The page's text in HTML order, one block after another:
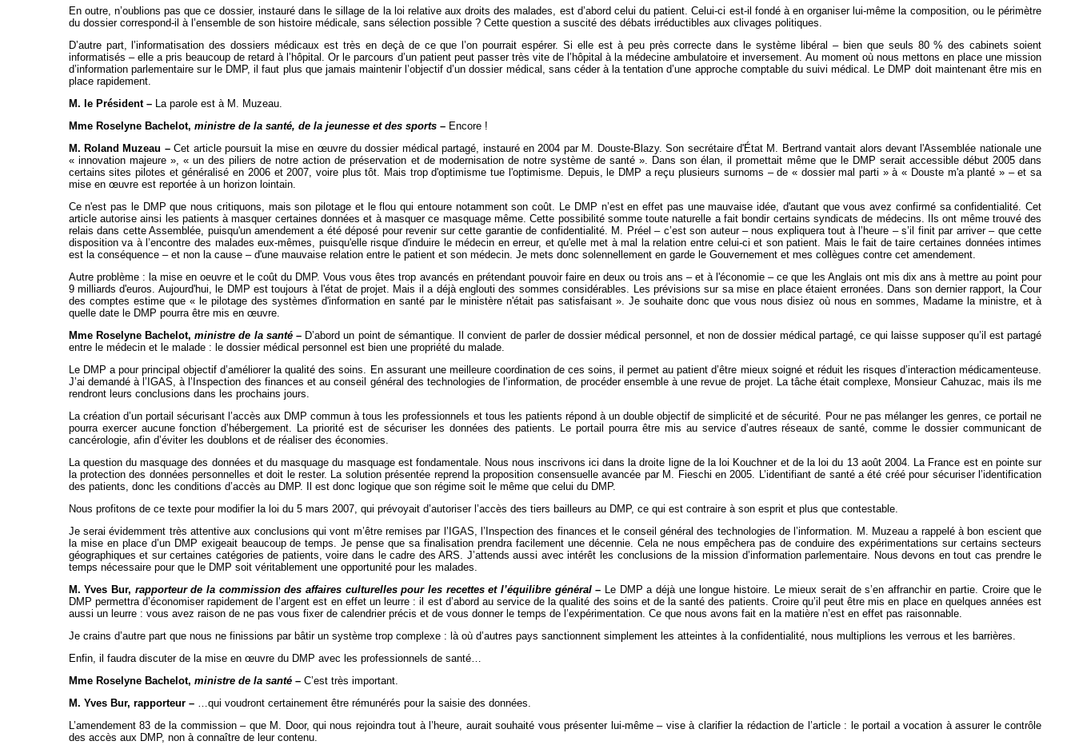
En outre, n’oublions pas que ce dossier, instauré dans le sillage de la loi relative aux droits des malades, est d’abord celui du patient. Celui-ci est-il fondé à en organiser lui-même la composition, ou le périmètre
du dossier correspond-il à l’ensemble de son histoire médicale, sans sélection possible ? Cette question a suscité des débats irréductibles aux clivages politiques.
D’autre part, l’informatisation des dossiers médicaux est très en deçà de ce que l’on pourrait espérer. Si elle est à peu près correcte dans le système libéral – bien que seuls 80 % des cabinets soient
informatisés – elle a pris beaucoup de retard à l’hôpital. Or le parcours d’un patient peut passer très vite de l’hôpital à la médecine ambulatoire et inversement. Au moment où nous mettons en place une mission
d’information parlementaire sur le DMP, il faut plus que jamais maintenir l’objectif d’un dossier médical, sans céder à la tentation d’une approche comptable du suivi médical. Le DMP doit maintenant être mis en
place rapidement.
M. le Président –La parole est à M. Muzeau.
Mme Roselyne Bachelot, ministre de la santé, de la jeunesse et des sports – Encore !
M. Roland Muzeau –Cet article poursuit la mise en œuvre du dossier médical partagé, instauré en 2004 par M. Douste-Blazy. Son secrétaire d'État M. Bertrand vantait alors devant l'Assemblée nationale une
« innovation majeure », « un des piliers de notre action de préservation et de modernisation de notre système de santé ». Dans son élan, il promettait même que le DMP serait accessible début 2005 dans
certains sites pilotes et généralisé en 2006 et 2007, voire plus tôt. Mais trop d'optimisme tue l'optimisme. Depuis, le DMP a reçu plusieurs surnoms – de « dossier mal parti » à « Douste m'a planté » – et sa
mise en œuvre est reportée à un horizon lointain.
Ce n'est pas le DMP que nous critiquons, mais son pilotage et le flou qui entoure notamment son coût. Le DMP n’est en effet pas une mauvaise idée, d'autant que vous avez confirmé sa confidentialité. Cet
article autorise ainsi les patients à masquer certaines données et à masquer ce masquage même. Cette possibilité somme toute naturelle a fait bondir certains syndicats de médecins. Ils ont même trouvé des
relais dans cette Assemblée, puisqu'un amendement a été déposé pour revenir sur cette garantie de confidentialité. M. Préel – c’est son auteur – nous expliquera tout à l’heure – s’il finit par arriver – que cette
disposition va à l’encontre des malades eux-mêmes, puisqu'elle risque d'induire le médecin en erreur, et qu'elle met à mal la relation entre celui-ci et son patient. Mais le fait de taire certaines données intimes
est la conséquence – et non la cause – d'une mauvaise relation entre le patient et son médecin. Je mets donc solennellement en garde le Gouvernement et mes collègues contre cet amendement.
Autre problème : la mise en oeuvre et le coût du DMP. Vous vous êtes trop avancés en prétendant pouvoir faire en deux ou trois ans – et à l'économie – ce que les Anglais ont mis dix ans à mettre au point pour
9 milliards d'euros. Aujourd'hui, le DMP est toujours à l'état de projet. Mais il a déjà englouti des sommes considérables. Les prévisions sur sa mise en place étaient erronées. Dans son dernier rapport, la Cour
des comptes estime que « le pilotage des systèmes d'information en santé par le ministère n'était pas satisfaisant ». Je souhaite donc que vous nous disiez où nous en sommes, Madame la ministre, et à
quelle date le DMP pourra être mis en œuvre.
Mme Roselyne Bachelot,ministre de la santé– D’abord un point de sémantique. Il convient de parler de dossier médical personnel, et non de dossier médical partagé, ce qui laisse supposer qu’il est partagé
entre le médecin et le malade : le dossier médical personnel est bien une propriété du malade.
Le DMP a pour principal objectif d’améliorer la qualité des soins. En assurant une meilleure coordination de ces soins, il permet au patient d’être mieux soigné et réduit les risques d’interaction médicamenteuse.
J’ai demandé à l’IGAS, à l’Inspection des finances et au conseil général des technologies de l’information, de procéder ensemble à une revue de projet. La tâche était complexe, Monsieur Cahuzac, mais ils me
rendront leurs conclusions dans les prochains jours.
La création d’un portail sécurisant l’accès aux DMP commun à tous les professionnels et tous les patients répond à un double objectif de simplicité et de sécurité. Pour ne pas mélanger les genres, ce portail ne
pourra exercer aucune fonction d’hébergement. La priorité est de sécuriser les données des patients. Le portail pourra être mis au service d’autres réseaux de santé, comme le dossier communicant de
cancérologie, afin d’éviter les doublons et de réaliser des économies.
La question du masquage des données et du masquage du masquage est fondamentale. Nous nous inscrivons ici dans la droite ligne de la loi Kouchner et de la loi du 13 août 2004. La France est en pointe sur
la protection des données personnelles et doit le rester. La solution présentée reprend la proposition consensuelle avancée par M. Fieschi en 2005. L’identifiant de santé a été créé pour sécuriser l’identification
des patients, donc les conditions d’accès au DMP. Il est donc logique que son régime soit le même que celui du DMP.
Nous profitons de ce texte pour modifier la loi du 5 mars 2007, qui prévoyait d’autoriser l’accès des tiers bailleurs au DMP, ce qui est contraire à son esprit et plus que contestable.
Je serai évidemment très attentive aux conclusions qui vont m’être remises par l’IGAS, l’Inspection des finances et le conseil général des technologies de l’information. M. Muzeau a rappelé à bon escient que
la mise en place d’un DMP exigeait beaucoup de temps. Je pense que sa finalisation prendra facilement une décennie. Cela ne nous empêchera pas de conduire des expérimentations sur certains secteurs
géographiques et sur certaines catégories de patients, voire dans le cadre des ARS. J’attends aussi avec intérêt les conclusions de la mission d’information parlementaire. Nous devons en tout cas prendre le
temps nécessaire pour que le DMP soit véritablement une opportunité pour les malades.
M. Yves Bur, rapporteur de la commission des affaires culturelles pour les recettes et l’équilibre général– Le DMP a déjà une longue histoire. Le mieux serait de s’en affranchir en partie. Croire que le
DMP permettra d’économiser rapidement de l’argent est en effet un leurre : il est d’abord au service de la qualité des soins et de la santé des patients. Croire qu’il peut être mis en place en quelques années est
aussi un leurre : vous avez raison de ne pas vous fixer de calendrier précis et de vous donner le temps de l’expérimentation. Ce que nous avons fait en la matière n’est en effet pas raisonnable.
Je crains d’autre part que nous ne finissions par bâtir un système trop complexe : là où d’autres pays sanctionnent simplement les atteintes à la confidentialité, nous multiplions les verrous et les barrières.
Enfin, il faudra discuter de la mise en œuvre du DMP avec les professionnels de santé…
Mme Roselyne Bachelot, ministre de la santé – C’est très important.
M. Yves Bur, rapporteur –…qui voudront certainement être rémunérés pour la saisie des données.
L’amendement 83 de la commission – que M. Door, qui nous rejoindra tout à l’heure, aurait souhaité vous présenter lui-même – vise à clarifier la rédaction de l’article : le portail a vocation à assurer le contrôle
des accès aux DMP, non à connaître de leur contenu.